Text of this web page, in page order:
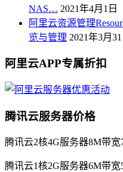
NAS… 2021年4月1日
阿里云资源管理
览与管理 2021年3月31
阿里云APP专属折扣
腾讯云服务器价格
腾讯云2核4G服务器8M带宽
腾讯云1核2G服务器6M带宽